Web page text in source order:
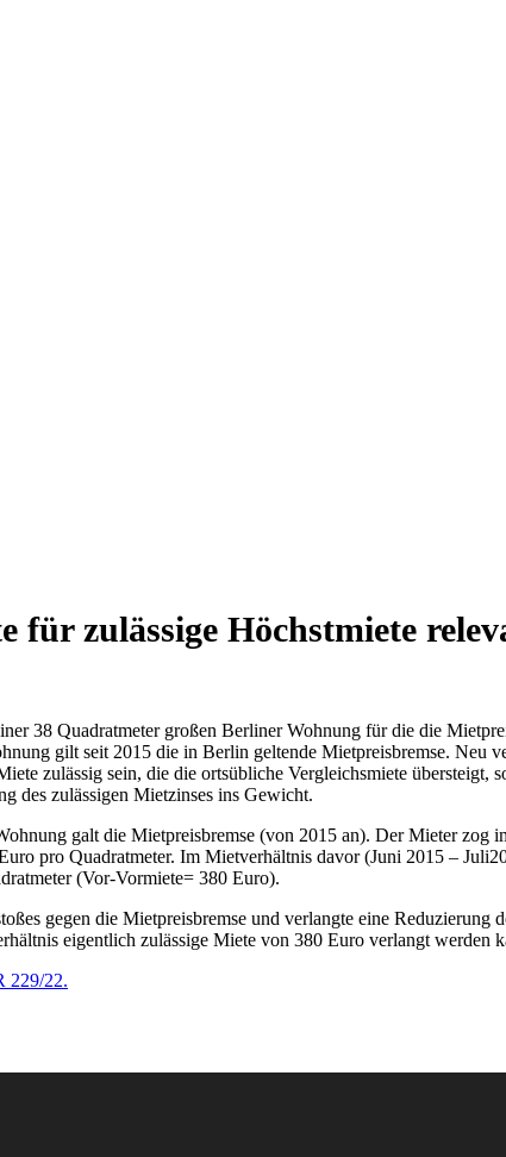
für zulässige Höchstmiete
38 Quadratmeter großen Berliner Wohnung für die die
gilt seit 2015 die in Berlin geltende Mietpreisbremse. Neu
zulässig sein, die die ortsübliche Vergleichsmiete
des zulässigen Mietzinses ins Gewicht.
galt die Mietpreisbremse (von 2015 an). Der Mieter
pro Quadratmeter. Im Mietverhältnis davor (Juni 2015 –
(Vor-Vormiete= 380 Euro).
gegen die Mietpreisbremse und verlangte eine
eigentlich zulässige Miete von 380 Euro verlangt werden
229/22.